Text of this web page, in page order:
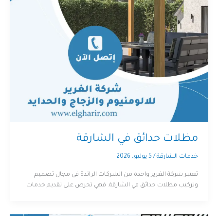
مظلات حدائق في الشارقة
خدمات الشارقة/ 5 يوليو، 2026
تعتبر شركة الغرير واحدة من الشركات الرائدة في مجال تصميم
وتركيب مظلات حدائق في الشارقة. فهي تحرص على تقديم خدمات